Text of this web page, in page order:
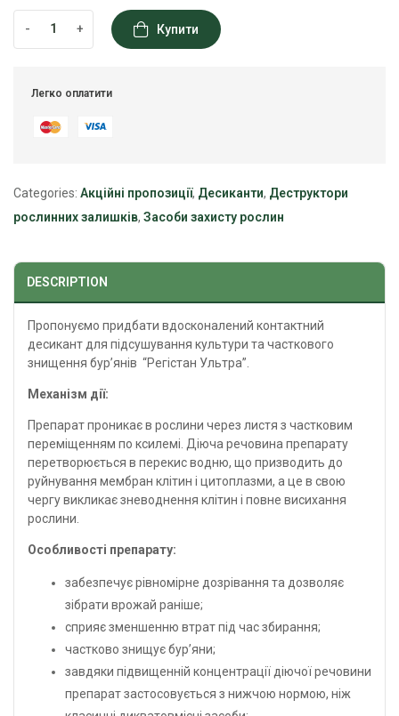
- + Купити
Легко оплатити
Categories: Акційні пропозиції, Десиканти, Деструктори
рослинних залишків, Засоби захисту рослин
DESCRIPTION
Пропонуємо придбати вдосконалений контактний
десикант для підсушування культури та часткового
знищення бур’янів “Регістан Ультра”.
Механізм дії:
Препарат проникає в рослини через листя з частковим
переміщенням по ксилемі. Діюча речовина препарату
перетворюється в перекис водню, що призводить до
руйнування мембран клітин і цитоплазми, а це в свою
чергу викликає зневоднення клітин і повне висихання
рослини.
Особливості препарату:
забезпечує рівномірне дозрівання та дозволяє
зібрати врожай раніше;
сприяє зменшенню втрат під час збирання;
частково знищує бур’яни;
завдяки підвищенній концентрації діючої речовини
препарат застосовується з нижчою нормою, ніж